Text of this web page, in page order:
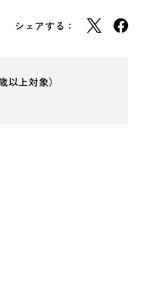
シェアする：
以上対象）